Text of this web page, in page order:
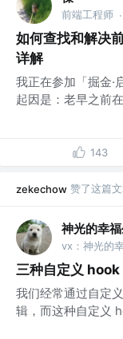
前端工程师 ·
如何查找和解决
详解
我正在参加「掘金·
起因是：老早之前
143
zekechow 赞了这篇
神光的幸
三种自定义 hook
我们经常通过自定
辑，而这种自定义